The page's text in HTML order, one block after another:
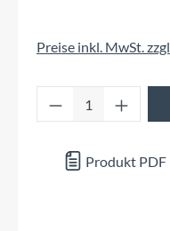
Preise inkl. MwSt.
Produkt
Produkt PDF